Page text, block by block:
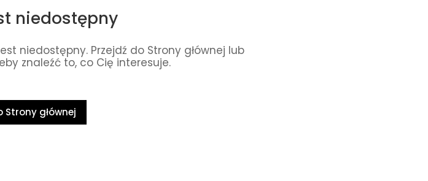
niedostępny
niedostępny. Przejdź do Strony głównej lub
znaleźć to, co Cię interesuje.
Strony głównej